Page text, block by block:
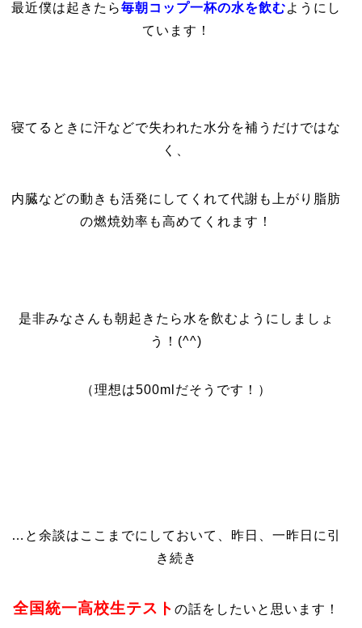
最近僕は起きたら毎朝コップ一杯の水を飲むようにし
ています！
寝てるときに汗などで失われた水分を補うだけではな
く、
内臓などの動きも活発にしてくれて代謝も上がり脂肪
の燃焼効率も高めてくれます！
是非みなさんも朝起きたら水を飲むようにしましょ
う！(^^)
（理想は500mlだそうです！）
…と余談はここまでにしておいて、昨日、一昨日に引
き続き
全国統一高校生テストの話をしたいと思います！